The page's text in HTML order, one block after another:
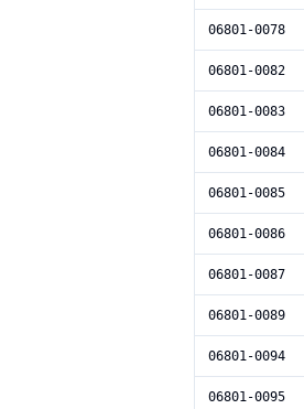
06801-0078
06801-0082
06801-0083
06801-0084
06801-0085
06801-0086
06801-0087
06801-0089
06801-0094
06801-0095